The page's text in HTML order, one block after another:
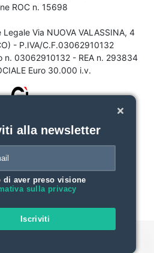
ROC n. 15698
Legale Via NUOVA VALASSINA, 4
- P.IVA/C.F.03062910132
n. 03062910132 - REA n. 293834
Euro 30.000 i.v.
alla newsletter
di aver preso visione
sulla privacy
Iscriviti
relative alla privacy